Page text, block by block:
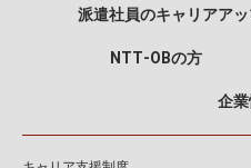
派遣社員のキャリアア
NTT‐OBの方
企